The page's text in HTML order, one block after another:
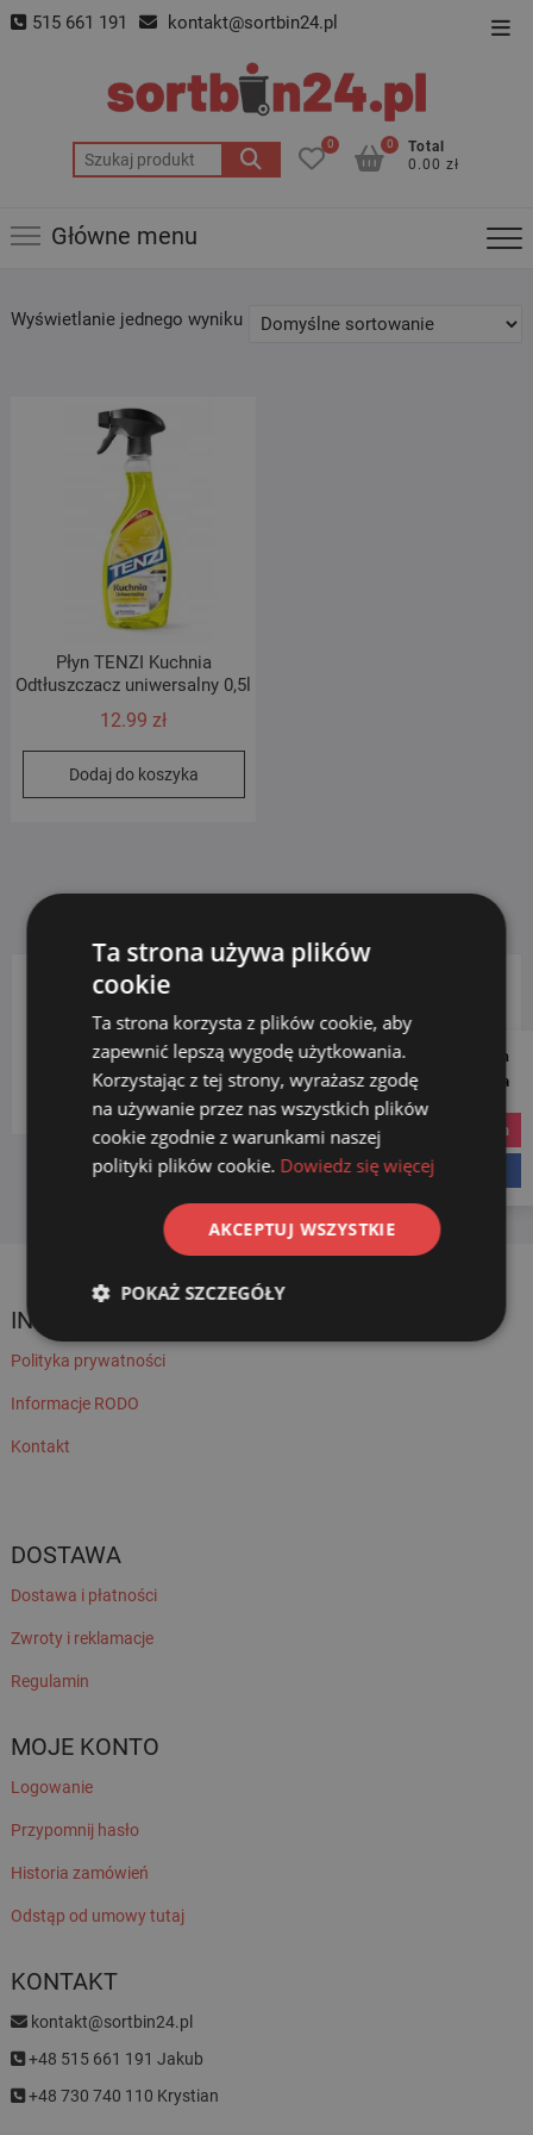
Skip 515 661 191 kontakt@sortbin24.pl
Szukaj:
0
Total
0.00 zł
0
Główne menu
Wyświetlanie jednego wyniku
Płyn TENZI Kuchnia
Odtłuszczacz uniwersalny 0,5l
12.99zł
Dodaj do koszyka
KATEGORIE PRODUKTÓW
Wybierz kategorię
INFORMACJE
Polityka prywatności
Informacje RODO
Kontakt
DOSTAWA
Dostawa i płatności
Zwroty i reklamacje
Regulamin
MOJE KONTO
Logowanie
Przypomnij hasło
Historia zamówień
Odstąp od umowy tutaj
KONTAKT
kontakt@sortbin24.pl
+48 515 661 191 Jakub
+48 730 740 110 Krystian
Follow us on
Social Media
instagram
Ta strona używa plików
cookie
Ta strona korzysta z plików cookie, aby
zapewnić lepszą wygodę użytkowania.
Korzystając z tej strony, wyrażasz zgodę
na używanie przez nas wszystkich plików
cookie zgodnie z warunkami naszej
polityki plików cookie. Dowiedz się więcej
AKCEPTUJ WSZYSTKIE
POKAŻ SZCZEGÓŁY